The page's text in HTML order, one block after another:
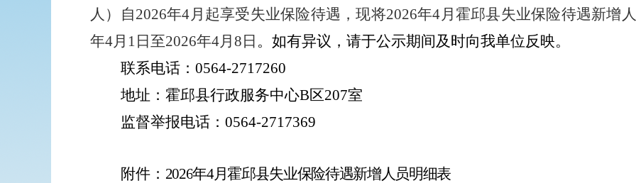
人）自2026年4月起享受失业保险待遇，现将2026年4月霍邱县失业保险待遇新增
年4月 1 日至2026年4月 8 日 。如有异议，请于公示期间及时向我单位反映。
联系电话： 0564-2717260
地址： 霍邱县行政服务中心B区207室
监督举报电话： 0564-2717369
附件： 2026年4月霍邱县失业保险待遇新增人员明细表